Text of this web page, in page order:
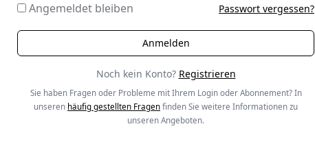
Angemeldet bleiben Passwort vergessen?
Noch kein Konto? Registrieren
Sie haben Fragen oder Probleme mit Ihrem Login oder Abonnement? In
unseren häufig gestellten Fragen finden Sie weitere Informationen zu
unseren Angeboten.